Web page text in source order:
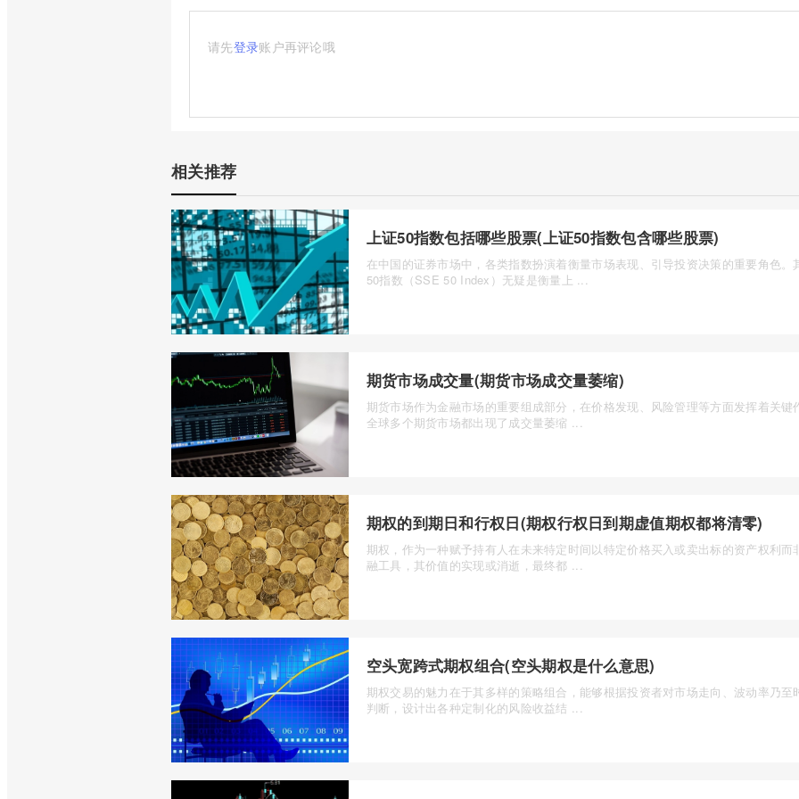
请先登录账户再评论哦
相关推荐
上证50指数包括哪些股票(上证50指数包含哪些股票)
在中国的证券市场中，各类指数扮演着衡量市场表现、引导投资决策的重要角色。
50指数（SSE 50 Index）无疑是衡量上 ...
期货市场成交量(期货市场成交量萎缩)
期货市场作为金融市场的重要组成部分，在价格发现、风险管理等方面发挥着关键
全球多个期货市场都出现了成交量萎缩 ...
期权的到期日和行权日(期权行权日到期虚值期权都将清零)
期权，作为一种赋予持有人在未来特定时间以特定价格买入或卖出标的资产权利而
融工具，其价值的实现或消逝，最终都 ...
空头宽跨式期权组合(空头期权是什么意思)
期权交易的魅力在于其多样的策略组合，能够根据投资者对市场走向、波动率乃至
判断，设计出各种定制化的风险收益结 ...